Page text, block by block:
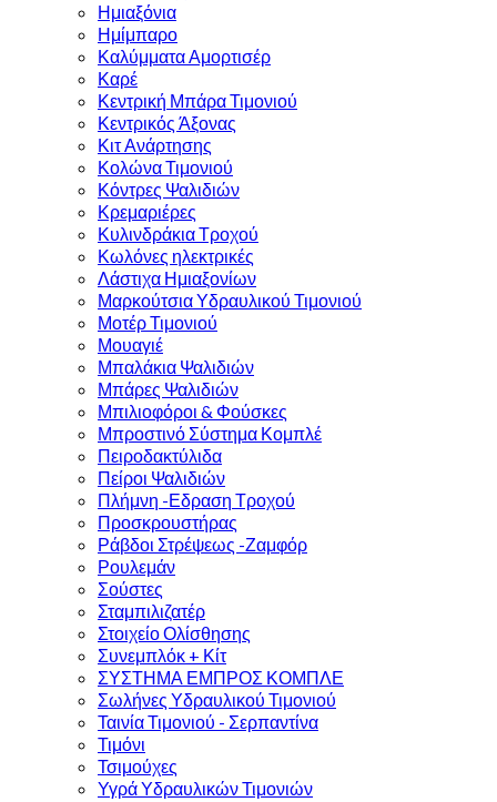
Ημιαξόνια
Ημίμπαρο
Καλύμματα Αμορτισέρ
Καρέ
Κεντρική Μπάρα Τιμονιού
Κεντρικός Άξονας
Κιτ Ανάρτησης
Κολώνα Τιμονιού
Κόντρες Ψαλιδιών
Κρεμαριέρες
Κυλινδράκια Τροχού
Κωλόνες ηλεκτρικές
Λάστιχα Ημιαξονίων
Μαρκούτσια Υδραυλικού Τιμονιού
Μοτέρ Τιμονιού
Μουαγιέ
Μπαλάκια Ψαλιδιών
Μπάρες Ψαλιδιών
Μπιλιοφόροι & Φούσκες
Μπροστινό Σύστημα Κομπλέ
Πειροδακτύλιδα
Πείροι Ψαλιδιών
Πλήμνη -Εδραση Τροχού
Προσκρουστήρας
Ράβδοι Στρέψεως -Ζαμφόρ
Ρουλεμάν
Σούστες
Σταμπιλιζατέρ
Στοιχείο Ολίσθησης
Συνεμπλόκ + Κίτ
ΣΥΣΤΗΜΑ ΕΜΠΡΟΣ ΚΟΜΠΛΕ
Σωλήνες Υδραυλικού Τιμονιού
Ταινία Τιμονιού - Σερπαντίνα
Τιμόνι
Τσιμούχες
Υγρά Υδραυλικών Τιμονιών